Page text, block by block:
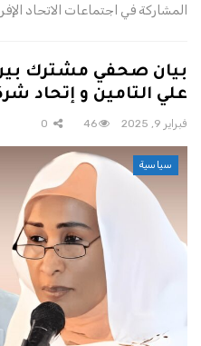
المشاركة في اجتماعات الاتحاد
بيان صحفي مشترك بين
علي التامين و إتحاد
فبراير 9, 2025 46
سياسية